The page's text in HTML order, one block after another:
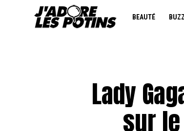
BEAUTÉ BUZZ
Lady
sur